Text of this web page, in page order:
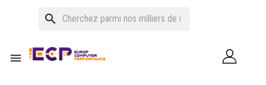
search
